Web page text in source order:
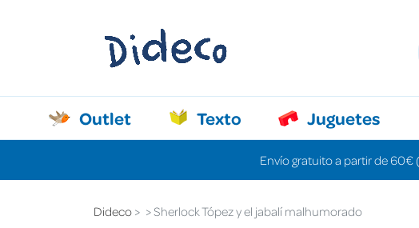
Outlet Texto Juguetes
Envío gratuito a partir de 60€
Dideco Sherlock Tópez y el jabalí malhumorado